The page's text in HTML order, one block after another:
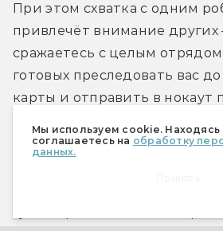
Мы используем cookie. Находясь
соглашаетесь на обработку
данных.
При этом схватка с одним
привлечёт внимание
сражаетесь с целым
готовых преследовать вас
карты и отправить в нокаут